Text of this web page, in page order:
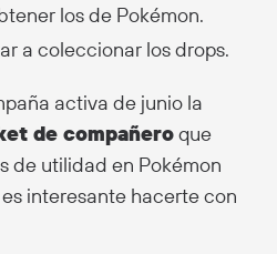
los de Pokémon.
a coleccionar los drops.
activa de junio la
de compañeroque
de utilidad en Pokémon
interesante hacerte con